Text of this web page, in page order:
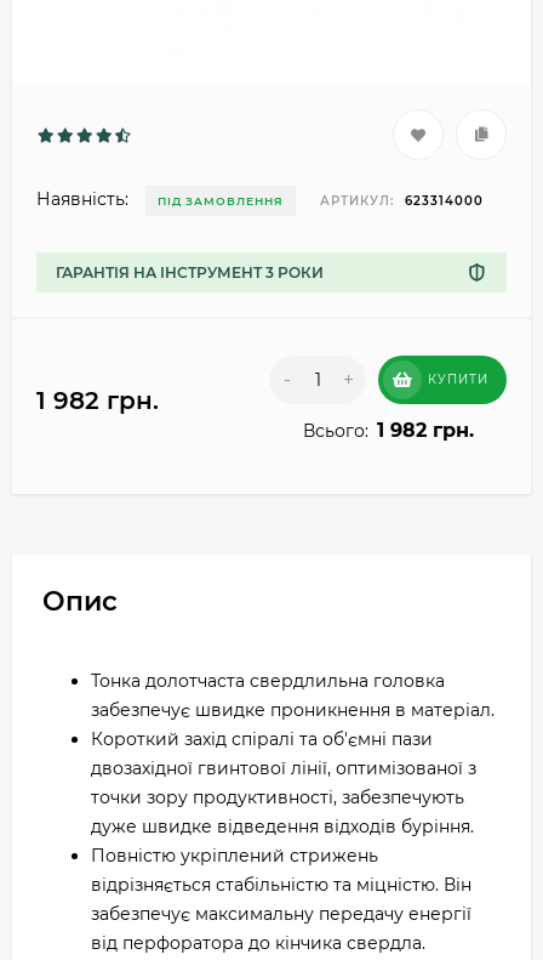
Наявність: ПІД ЗАМОВЛЕННЯ АРТИКУЛ: 623314000
ГАРАНТІЯ НА ІНСТРУМЕНТ 3 РОКИ
1 982 грн.
- + КУПИТИ
Всього: 1 982 грн.
Опис
Тонка долотчаста свердлильна головка
забезпечує швидке проникнення в матеріал.
Короткий захід спіралі та об'ємні пази
двозахідної гвинтової лінії, оптимізованої з
точки зору продуктивності, забезпечують
дуже швидке відведення відходів буріння.
Повністю укріплений стрижень
відрізняється стабільністю та міцністю. Він
забезпечує максимальну передачу енергії
від перфоратора до кінчика свердла.